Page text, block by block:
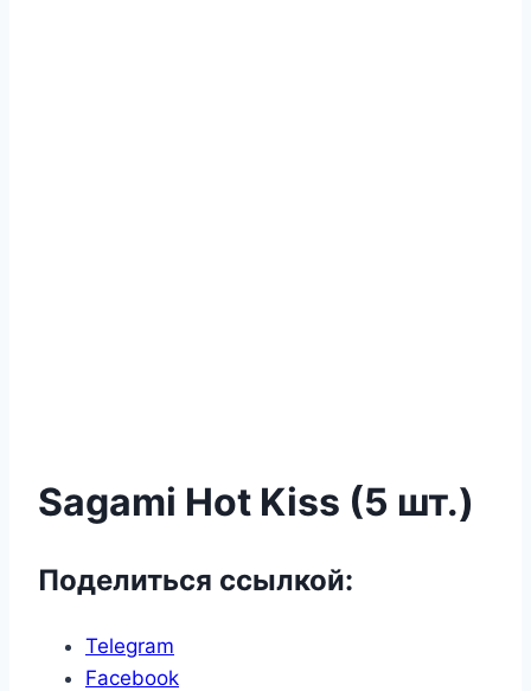
Sagami Hot Kiss (5 шт.)
Поделиться ссылкой:
Telegram
Facebook